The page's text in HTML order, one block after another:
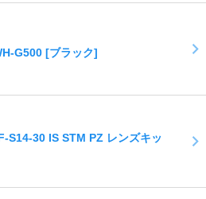
G500 [ブラック]
S14-30 IS STM PZ レンズキッ